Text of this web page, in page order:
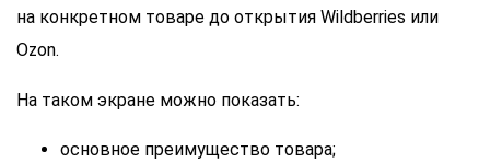
на конкретном товаре до открытия Wildberries или
Ozon.
На таком экране можно показать:
основное преимущество товара;